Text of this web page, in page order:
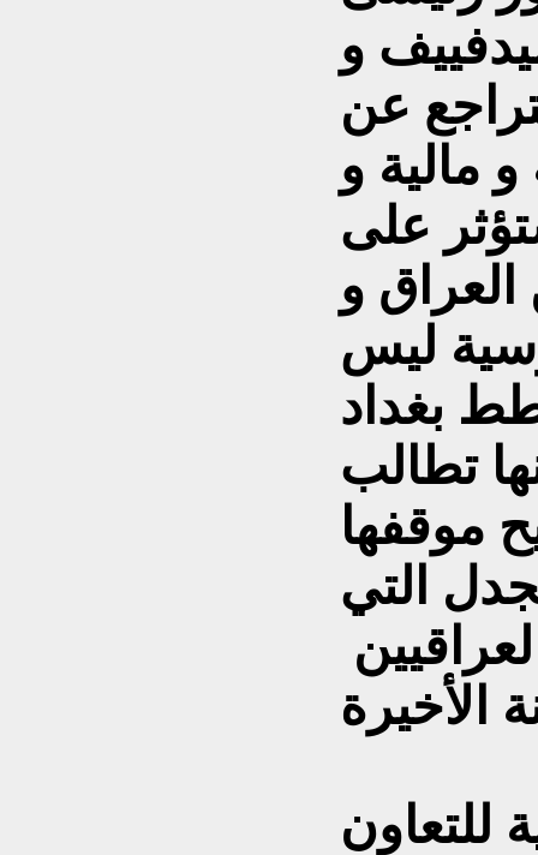
و
عن
و مالية و
على
العراق و
ليس
بغداد
تطالب
موقفها
التي
للتعاون